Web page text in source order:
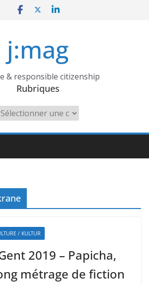
j:mag
& responsible citizenship
Rubriques
Rubriques
/ KULTUR
2019 – Papicha,
métrage de fiction